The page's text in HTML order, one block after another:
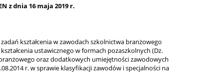
z dnia 16 maja 2019 r.
kształcenia w zawodach szkolnictwa branżowego
ustawicznego w formach pozaszkolnych (Dz.
oraz dodatkowych umiejętności zawodowych
r. w sprawie klasyfikacji zawodów i specjalności na